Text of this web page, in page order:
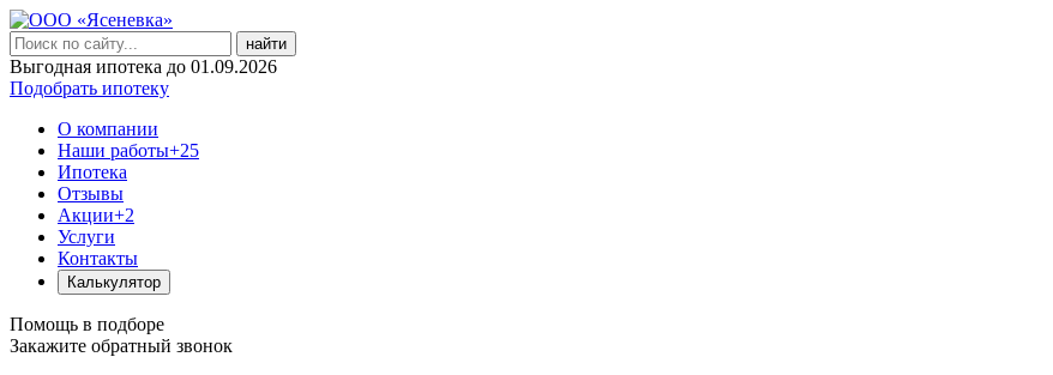
найти
Выгодная ипотека до 01.09.2026
Подобрать ипотеку
О компании
Наши работы+25
Ипотека
Отзывы
Акции+2
Услуги
Контакты
Калькулятор
Помощь в подборе
Закажите обратный звонок